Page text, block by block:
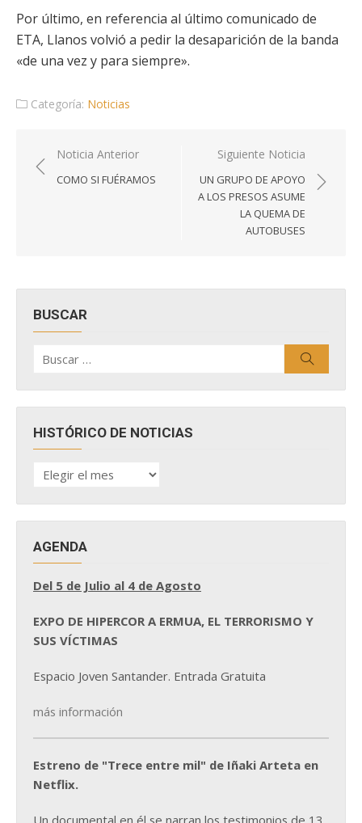
Por último, en referencia al último comunicado de
ETA, Llanos volvió a pedir la desaparición de la banda
«de una vez y para siempre».
Categoría: Noticias
Navegación
de
Noticia Anterior
COMO SI FUÉRAMOS
Siguiente Noticia
UN GRUPO DE APOYO
A LOS PRESOS ASUME
LA QUEMA DE
AUTOBUSES
BUSCAR
por:
HISTÓRICO DE NOTICIAS
HISTÓRICO
DE
AGENDA
Del 5 de Julio al 4 de Agosto
EXPO DE HIPERCOR A ERMUA, EL TERRORISMO Y
SUS VÍCTIMAS
Espacio Joven Santander. Entrada Gratuita
más información
Estreno de "Trece entre mil" de Iñaki Arteta en
Netflix.